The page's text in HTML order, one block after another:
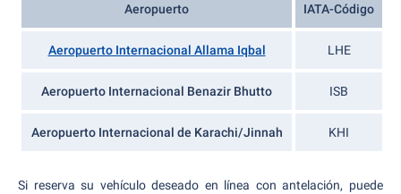
Aeropuerto IATA-Código
Aeropuerto Internacional Allama Iqbal LHE
Aeropuerto Internacional Benazir Bhutto ISB
Aeropuerto Internacional de Karachi/Jinnah KHI
Si reserva su vehículo deseado en línea con antelación, puede